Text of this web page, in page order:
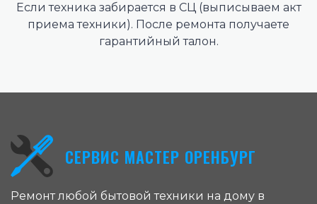
Если техника забирается в СЦ (выписываем акт
приема техники). После ремонта получаете
гарантийный талон.
СЕРВИС МАСТЕР ОРЕНБУРГ
Ремонт любой бытовой техники на дому в